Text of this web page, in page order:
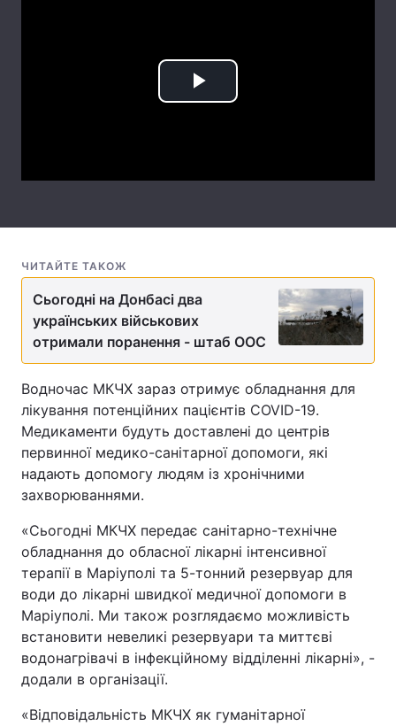
Тема оформлення
Play
ЧИТАЙТЕ ТАКОЖ
Сьогодні на Донбасі два
українських військових
отримали поранення - штаб ООС
Водночас МКЧХ зараз отримує обладнання для
лікування потенційних пацієнтів COVID-19.
Медикаменти будуть доставлені до центрів
первинної медико-санітарної допомоги, які
надають допомогу людям із хронічними
захворюваннями.
«Сьогодні МКЧХ передає санітарно-технічне
обладнання до обласної лікарні інтенсивної
терапії в Маріуполі та 5-тонний резервуар для
води до лікарні швидкої медичної допомоги в
Маріуполі. Ми також розглядаємо можливість
встановити невеликі резервуари та миттєві
водонагрівачі в інфекційному відділенні лікарні», -
додали в організації.
«Відповідальність МКЧХ як гуманітарної